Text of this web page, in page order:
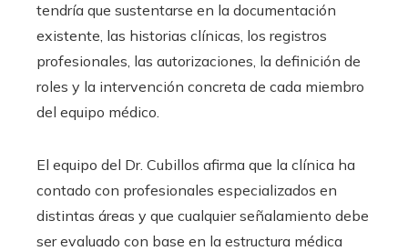
tendría que sustentarse en la documentación
existente, las historias clínicas, los registros
profesionales, las autorizaciones, la definición de
roles y la intervención concreta de cada miembro
del equipo médico.
El equipo del Dr. Cubillos afirma que la clínica ha
contado con profesionales especializados en
distintas áreas y que cualquier señalamiento debe
ser evaluado con base en la estructura médica